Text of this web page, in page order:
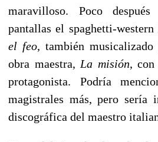
maravilloso. Poco
pantallas el spaghetti-western
el feo, también
obra maestra, La misión, con
protagonista. Podría
magistrales más, pero sería
discográfica del maestro